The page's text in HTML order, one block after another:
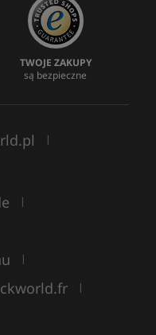
TWOJE ZAKUPY
są bezpieczne
|
|
|
|